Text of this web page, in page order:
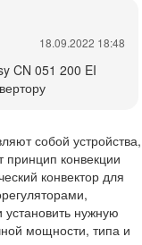
18.09.2022 18:48
CN 051 200 EI
собой устройства,
конвекции
конвектор для
нужную
мощности, типа и